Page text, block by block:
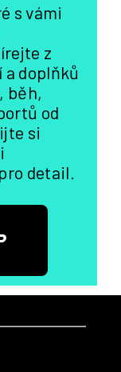
s vámi
z
doplňků
běh,
od
si
detail.